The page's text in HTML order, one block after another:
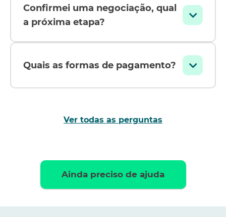
Confirmei uma negociação, qual
a próxima etapa?
Quais as formas de pagamento?
Ver todas as perguntas
Ainda preciso de ajuda